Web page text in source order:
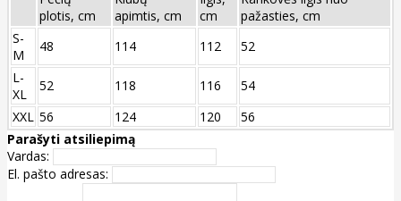
plotis, cm
apimtis, cm
cm
pažasties, cm
S-
M
48 114 112
52
L-
XL
52 118 116
54
XXL 56 124 120
56
Parašyti atsiliepimą
Vardas:
El. pašto adresas: